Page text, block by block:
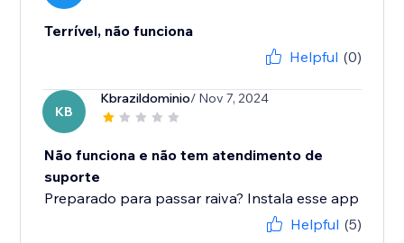
Terrível, não funciona
Helpful (0)
KB
Kbrazildominio/ Nov 7, 2024
Não funciona e não tem atendimento de
suporte
Preparado para passar raiva? Instala esse app
Helpful (5)